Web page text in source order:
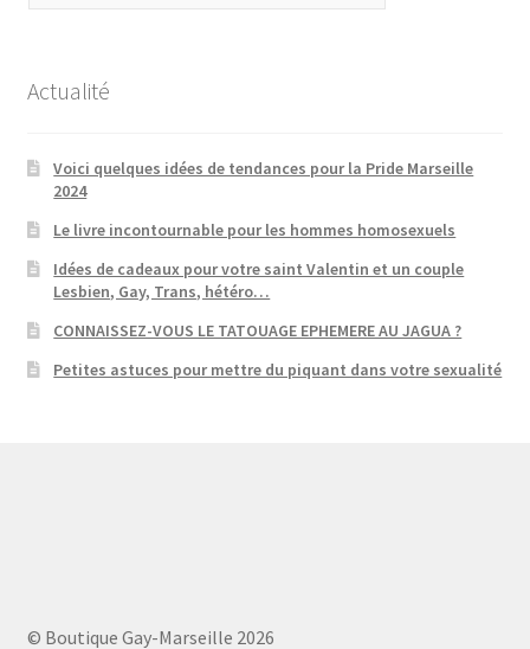
Actualité
Voici quelques idées de tendances pour la Pride Marseille
2024
Le livre incontournable pour les hommes homosexuels
Idées de cadeaux pour votre saint Valentin et un couple
Lesbien, Gay, Trans, hétéro…
CONNAISSEZ-VOUS LE TATOUAGE EPHEMERE AU JAGUA ?
Petites astuces pour mettre du piquant dans votre sexualité
© Boutique Gay-Marseille 2026